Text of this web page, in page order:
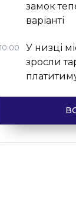
замок
варіанті
10:00
У низці
зросли